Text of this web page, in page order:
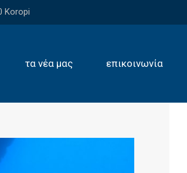
Koropi
τα νέα μας επικοινωνία